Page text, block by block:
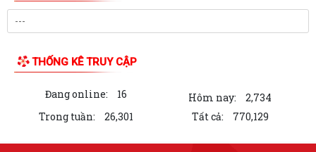
QUYẾT ĐỊNH Về việc công bố danh mục thủ tục hành chính ban hành
QUYẾT ĐỊNH Về việc công bố danh mục thủ tục hành chính ban hành
QUYẾT ĐỊNH Về việc công bố danh mục thủ tục hành chính được sửa
đổi, bổ sung lĩnh vực phòng bệnh...
THỐNG KÊ TRUY CẬP
Đang online: 16 Hôm nay:
2,734
Trong tuần:
26,301 Tất cả: 770,129